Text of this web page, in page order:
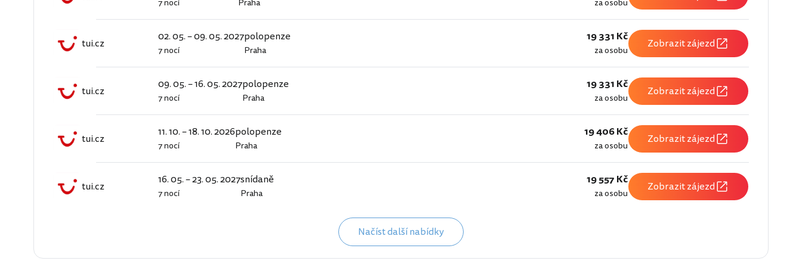
7 nocí Praha za osobu
tui.cz 02. 05. – 09. 05. 2027
7 nocí
polopenze
Praha
19 331 Kč
za osobu Zobrazit zájezd
tui.cz 09. 05. – 16. 05. 2027
7 nocí
polopenze
Praha
19 331 Kč
za osobu Zobrazit zájezd
tui.cz 11. 10. – 18. 10. 2026
7 nocí
polopenze
Praha
19 406 Kč
za osobu Zobrazit zájezd
tui.cz 16. 05. – 23. 05. 2027
7 nocí
snídaně
Praha
19 557 Kč
za osobu Zobrazit zájezd
Načíst další nabídky